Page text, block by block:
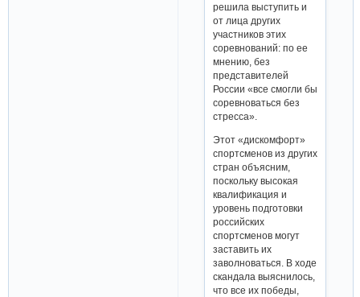
решила выступить и
от лица других
участников этих
соревнований: по ее
мнению, без
представителей
России «все смогли бы
соревноваться без
стресса».
Этот «дискомфорт»
спортсменов из других
стран объясним,
поскольку высокая
квалификация и
уровень подготовки
российских
спортсменов могут
заставить их
заволноваться. В ходе
скандала выяснилось,
что все их победы,